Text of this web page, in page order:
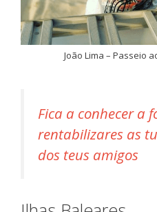
João Lima – Passeio
Fica a conhecer a
rentabilizares as
dos teus amigos